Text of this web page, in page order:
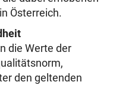
Österreich.
die Werte der
den geltenden